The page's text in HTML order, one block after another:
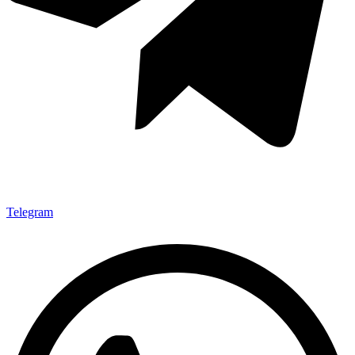
Telegram